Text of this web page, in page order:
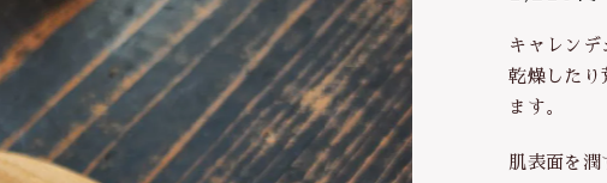
便秘
虫刺され・防虫
ケガ・炎症など
体のダルさ
キャレンデ
乾燥したり
ます。
肌表面を潤
【LOGONA】オーガニックリップクリーム (キャレンデュ
数量
子カテゴリ
その他